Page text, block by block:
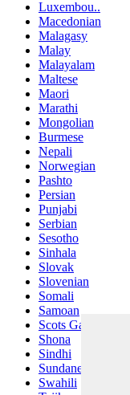
Luxembou..
Macedonian
Malagasy
Malay
Malayalam
Maltese
Maori
Marathi
Mongolian
Burmese
Nepali
Norwegian
Pashto
Persian
Punjabi
Serbian
Sesotho
Sinhala
Slovak
Slovenian
Somali
Samoan
Scots Gaelic
Shona
Sindhi
Sundanese
Swahili